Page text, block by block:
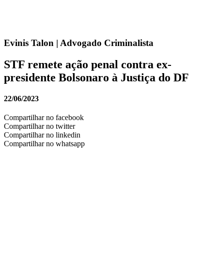
Evinis Talon | Advogado Criminalista
STF remete ação penal contra ex-
presidente Bolsonaro à Justiça do DF
22/06/2023
Compartilhar no facebook
Compartilhar no twitter
Compartilhar no linkedin
Compartilhar no whatsapp